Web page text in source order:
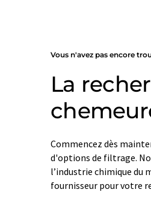
Vous n'avez pas encore
La
Commencez dès
d'options de filtrage.
l’industrie chimique du
fournisseur pour votre